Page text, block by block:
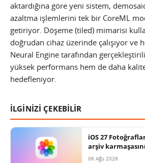
aktardığına göre yeni sistem,
azaltma işlemlerini tek bir CoreML
getiriyor. Döşeme (tiled) mimarisi
doğrudan cihaz üzerinde çalışıyor ve
Neural Engine tarafından
yüksek performans hem de daha
hedefleniyor.
İLGİNİZİ ÇEKEBİLİR
iOS 27
arşiv
06 Ağu 2026